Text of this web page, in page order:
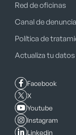
Red de oficinas
Canal de
Política de
Actualiza tu datos
Facebook
X
Youtube
Instagram
Linkedin